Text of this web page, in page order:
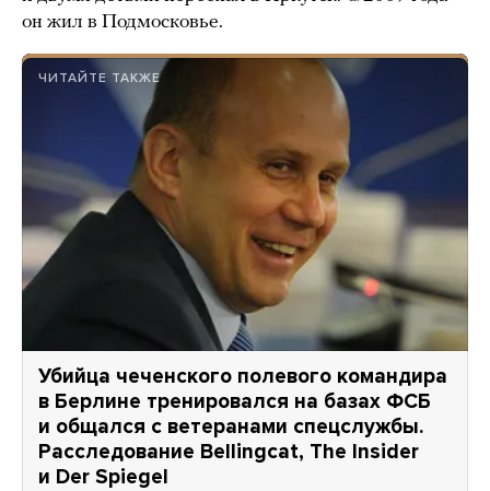
он жил в Подмосковье.
ЧИТАЙТЕ ТАКЖЕ
Убийца чеченского полевого командира
в Берлине тренировался на базах ФСБ
и общался с ветеранами спецслужбы.
Расследование Bellingcat, The Insider
и Der Spiegel